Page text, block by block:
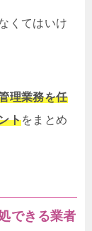
くてはいけ
理業務を任
トをまとめ
できる業者